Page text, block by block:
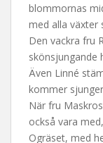
blommornas
med alla växter
Den vackra fru
skönsjungande
Även Linné
kommer
När fru
också vara
Ogräset, med